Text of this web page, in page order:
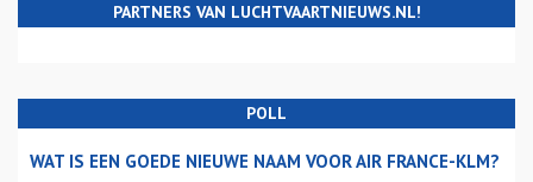
PARTNERS VAN LUCHTVAARTNIEUWS.NL!
POLL
WAT IS EEN GOEDE NIEUWE NAAM VOOR AIR FRANCE-KLM?